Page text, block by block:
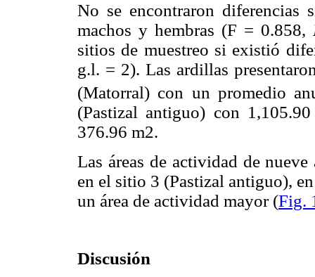
No se encontraron diferencias
machos y hembras (F = 0.858,
sitios de muestreo si existió
g.l. = 2). Las ardillas
(Matorral) con un promedio
(Pastizal antiguo) con
376.96 m2.
Las áreas de actividad de
en el sitio 3 (Pastizal antiguo),
un área de actividad mayor (Fig.
Discusión